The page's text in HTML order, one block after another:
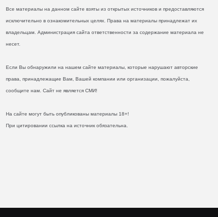
Все материалы на данном сайте взяты из открытых источников и предоставляются
исключительно в ознакомительных целях. Права на материалы принадлежат их
владельцам. Администрация сайта ответственности за содержание материала не
несет.
Если Вы обнаружили на нашем сайте материалы, которые нарушают авторские
права, принадлежащие Вам, Вашей компании или организации, пожалуйста,
сообщите нам. Сайт не является СМИ!
На сайте могут быть опубликованы материалы 18+!
При цитировании ссылка на источник обязательна.